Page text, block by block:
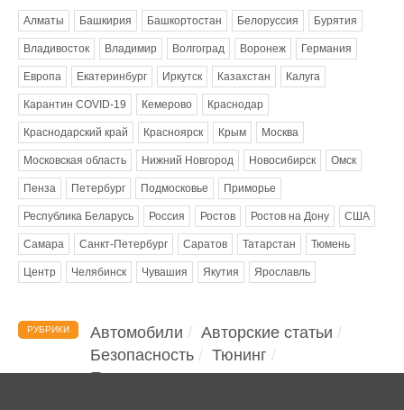
Алматы Башкирия Башкортостан Белоруссия Бурятия
Владивосток Владимир Волгоград Воронеж Германия
Европа Екатеринбург Иркутск Казахстан Калуга
Карантин COVID-19 Кемерово Краснодар
Краснодарский край Красноярск Крым Москва
Московская область Нижний Новгород Новосибирск Омск
Пенза Петербург Подмосковье Приморье
Республика Беларусь Россия Ростов Ростов на Дону США
Самара Санкт-Петербург Саратов Татарстан Тюмень
Центр Челябинск Чувашия Якутия Ярославль
РУБРИКИ Автомобили
Авторские статьи
Безопасность
Тюнинг
Помощь водителю